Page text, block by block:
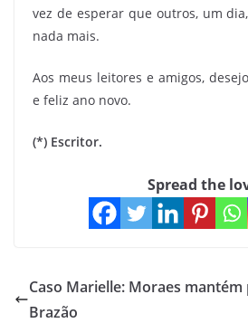
vez de esperar que outros, um
nada mais.
Aos meus leitores e amigos,
e feliz ano novo.
(*) Escritor.
Spread the
Caso Marielle: Moraes
Brazão